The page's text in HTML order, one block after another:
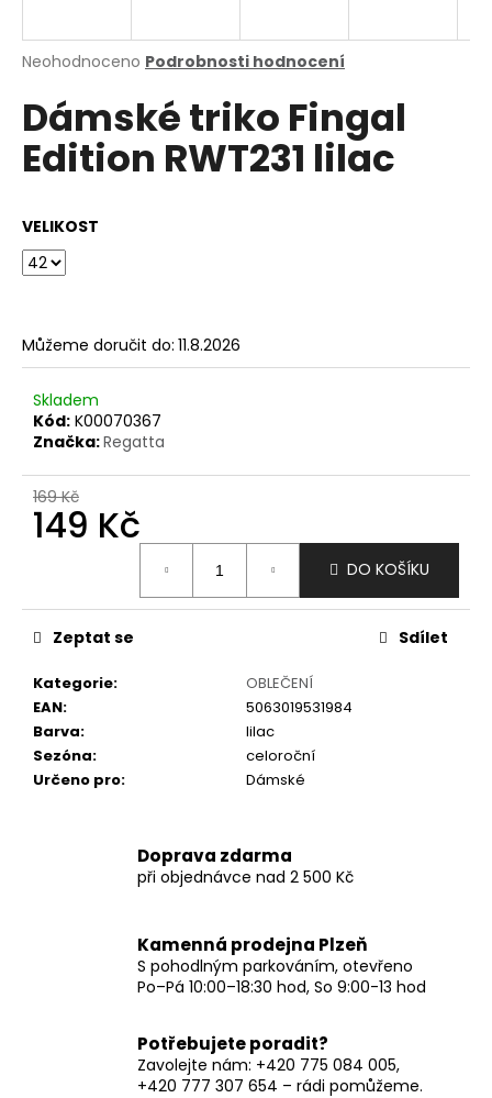
Průměrné
produktu
je
0,0
Neohodnoceno Podrobnosti hodnocení
Dámské triko Fingal
Edition RWT231 lilac
VELIKOST
Můžeme doručit do: 11.8.2026
Skladem
Kód: K00070367
Značka:Regatta
169 Kč
149 Kč
DO KOŠÍKU
Kategorie:
OBLEČENÍ
EAN:
5063019531984
Barva:
lilac
Sezóna:
celoroční
Určeno pro: Dámské
Zeptat se Sdílet
Doprava zdarma
při objednávce nad 2 500 Kč
Kamenná prodejna Plzeň
S pohodlným parkováním, otevřeno
Po–Pá 10:00–18:30 hod, So 9:00-13 hod
Potřebujete poradit?
Zavolejte nám: +420 775 084 005,
+420 777 307 654 – rádi pomůžeme.
j
t
?
D
o
p
o
u
č
u
e